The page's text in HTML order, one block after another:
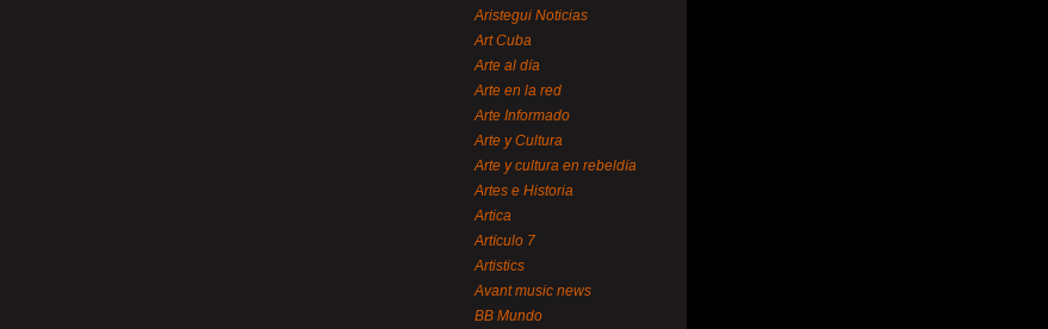
Aristegui Noticias
Art Cuba
Arte al día
Arte en la red
Arte Informado
Arte y Cultura
Arte y cultura en rebeldía
Artes e Historia
Artica
Artículo 7
Artistics
Avant music news
BB Mundo